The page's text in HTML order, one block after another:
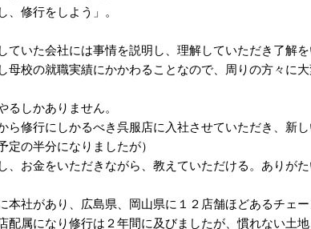
、修行をしよう」。
ていた会社には事情を説明し、理解していただき了解を
母校の就職実績にかかわることなので、周りの方々に大
るしかありません。
ら修行にしかるべき呉服店に入社させていただき、新
定の半分になりましたが）
、お金をいただきながら、教えていただける。ありがた
本社があり、広島県、岡山県に１２店舗ほどあるチェー
配属になり修行は２年間に及びましたが、慣れない土